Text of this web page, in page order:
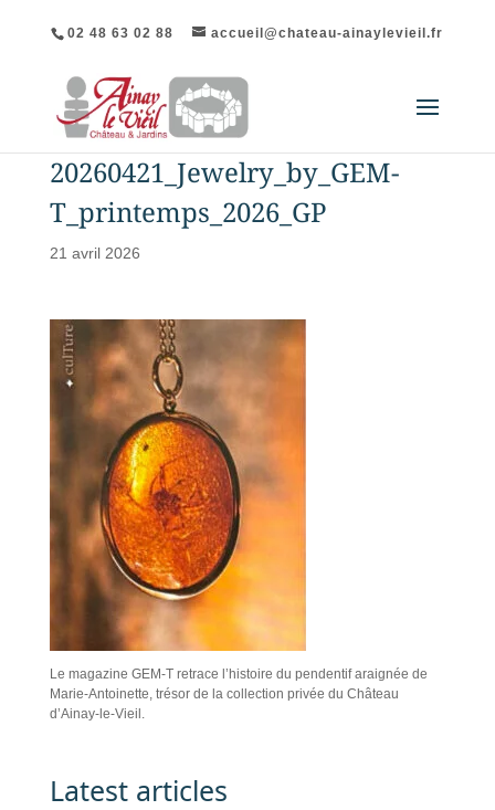
02 48 63 02 88 accueil@chateau-ainaylevieil.fr
20260421_Jewelry_by_GEM-
T_printemps_2026_GP
21 avril 2026
Le magazine GEM-T retrace l’histoire du pendentif araignée de
Marie-Antoinette, trésor de la collection privée du Château
d’Ainay-le-Vieil.
Latest articles